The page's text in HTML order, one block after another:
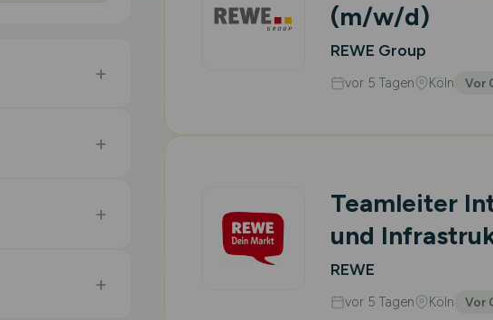
(m/w/d)
REWE Group
vor 5 Tagen Köln Vor
Teamleiter
und
REWE
vor 5 Tagen Köln Vor